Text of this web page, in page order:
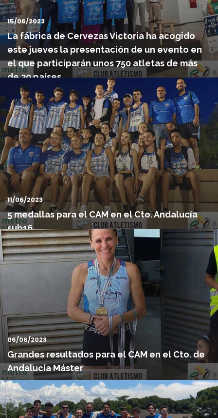
15/06/2023
La fábrica de Cervezas Victoria ha acogido
este jueves la presentación de un evento en
el que participarán unos 750 atletas de más
de 20 países.
La fábrica de Cervezas Victoria ha acogido este jueves la
presentación de un evento en el que participarán unos 750 a...
11/06/2023
5 medallas para el CAM en el Cto. Andalucía
sub16
Grandes resultados en el Campeonato de Andalucía Individual
Sub16 para el Club Atletismo Málaga, logrando nada más y ...
06/06/2023
Grandes resultados para el CAM en el Cto. de
Andalucía Máster
El pasado fin de semana en Estepona pudimos disfrutar del
campeonato de Andalucía Máster, con amplia presencia de
atle...